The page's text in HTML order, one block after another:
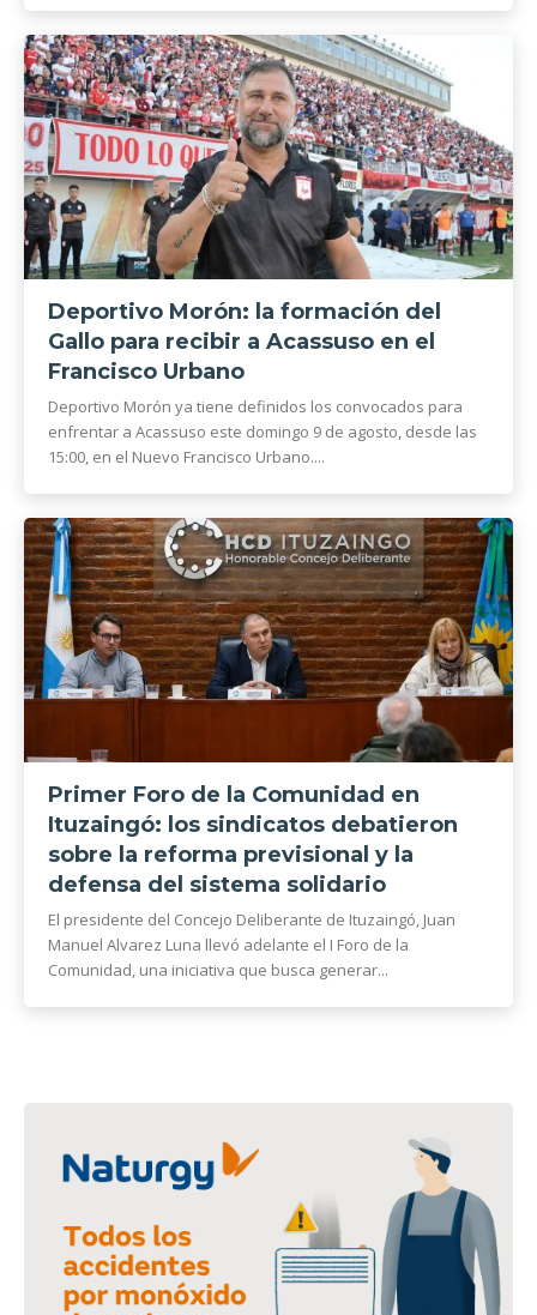
Deportivo Morón: la formación del
Gallo para recibir a Acassuso en el
Francisco Urbano
Deportivo Morón ya tiene definidos los convocados para
enfrentar a Acassuso este domingo 9 de agosto, desde las
15:00, en el Nuevo Francisco Urbano....
Primer Foro de la Comunidad en
Ituzaingó: los sindicatos debatieron
sobre la reforma previsional y la
defensa del sistema solidario
El presidente del Concejo Deliberante de Ituzaingó, Juan
Manuel Alvarez Luna llevó adelante el I Foro de la
Comunidad, una iniciativa que busca generar...